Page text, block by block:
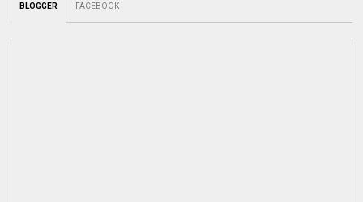
BLOGGER FACEBOOK